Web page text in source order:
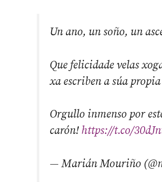
Un ano, un soño, un
Que felicidade velas
xa escriben a súa
Orgullo inmenso por
carón!https://t.co/
— Marián Mouriño